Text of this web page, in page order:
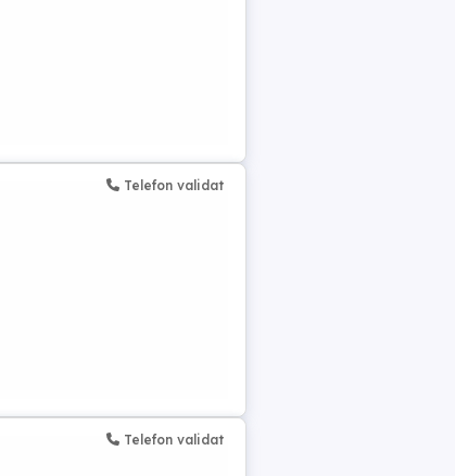
Telefon validat
Telefon validat